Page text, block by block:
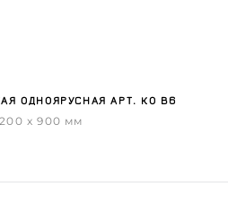
ОДНОЯРУСНАЯ АРТ. КО В6
x 900 мм